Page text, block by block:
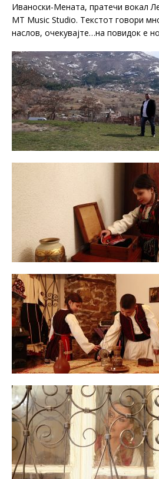
Иваноски-Мената, пратечи вокал
MT Music Studio. Текстот говори
наслов, очекувајте…на повидок е